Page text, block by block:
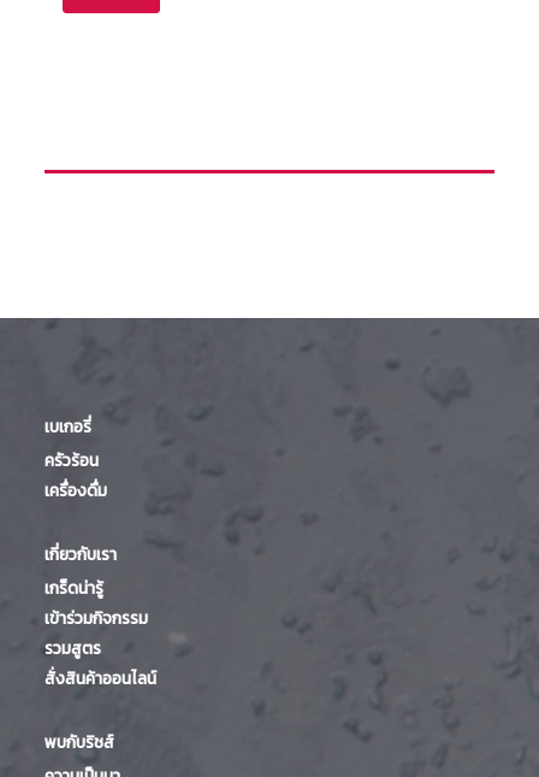
เบเกอรี่
ครัวร้อน
เครื่องดื่ม
เกี่ยวกับเรา
เกร็ดน่ารู้
เข้าร่วมกิจกรรม
รวมสูตร
สั่งสินค้าออนไลน์
พบกับริชส์